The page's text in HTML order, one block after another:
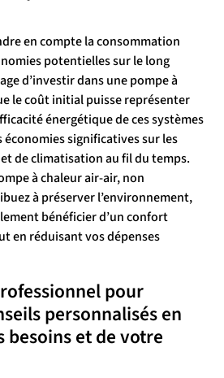
en compte la consommation
potentielles sur le long
d’investir dans une pompe à
le coût initial puisse représenter
énergétique de ces systèmes
économies significatives sur les
de climatisation au fil du temps.
à chaleur air-air, non
à préserver l’environnement,
bénéficier d’un confort
en réduisant vos dépenses
pour
personnalisés en
besoins et de votre